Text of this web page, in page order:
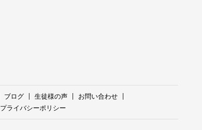
ブログ 生徒様の声
お問い合わせ
プライバシーポリシー